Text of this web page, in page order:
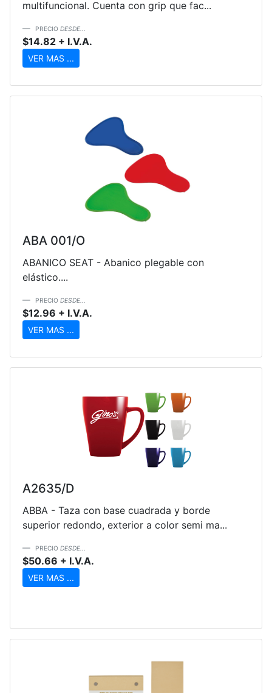
multifuncional. Cuenta con grip que fac...
PRECIO DESDE...
$14.82 + I.V.A.
VER MAS ...
ABA 001/O
ABANICO SEAT - Abanico plegable con
elástico....
PRECIO DESDE...
$12.96 + I.V.A.
VER MAS ...
A2635/D
ABBA - Taza con base cuadrada y borde
superior redondo, exterior a color semi ma...
PRECIO DESDE...
$50.66 + I.V.A.
VER MAS ...